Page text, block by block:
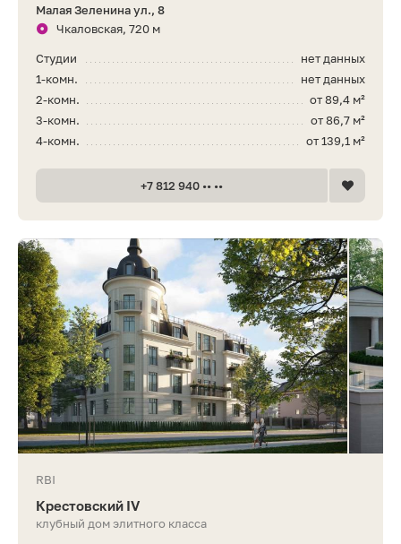
Малая Зеленина ул., 8
Чкаловская, 720 м
нет данных
Студии
нет данных
1-комн.
от 89,4 м²
2-комн.
от 86,7 м²
3-комн.
от 139,1 м²
4-комн.
+7 812 940 •• ••
RBI
Крестовский IV
клубный дом элитного класса